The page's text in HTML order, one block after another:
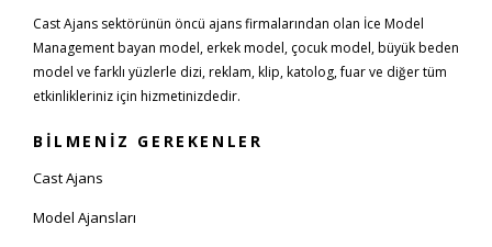
Cast Ajans sektörünün öncü ajans firmalarından olan İce Model
Management bayan model, erkek model, çocuk model, büyük beden
model ve farklı yüzlerle dizi, reklam, klip, katolog, fuar ve diğer tüm
etkinlikleriniz için hizmetinizdedir.
BİLMENİZ GEREKENLER
Cast Ajans
Model Ajansları